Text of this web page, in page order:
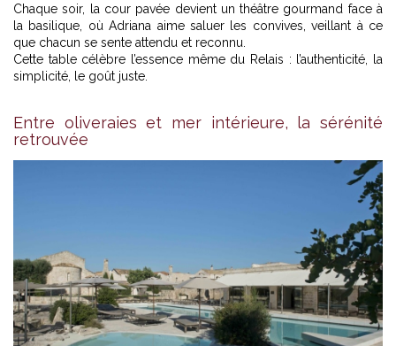
Chaque soir, la cour pavée devient un théâtre gourmand face à
la basilique, où Adriana aime saluer les convives, veillant à ce
que chacun se sente attendu et reconnu.
Cette table célèbre l’essence même du Relais : l’authenticité, la
simplicité, le goût juste.
Entre oliveraies et mer intérieure, la sérénité
retrouvée